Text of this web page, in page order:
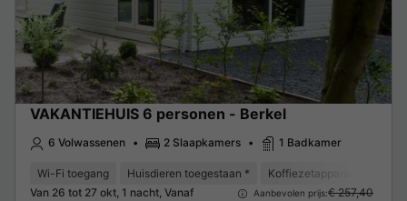
VAKANTIEHUIS 6 personen - Berkel
6 Volwassenen 2 Slaapkamers 1 Badkamer
Wi-Fi toegang Huisdieren toegestaan * Koffiezetapparaat
Van 26 tot 27 okt, 1 nacht, Vanaf
Aanbevolen prijs:€ 257,40